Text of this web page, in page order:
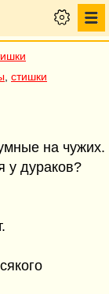
стишки
на чужих.
у дураков?